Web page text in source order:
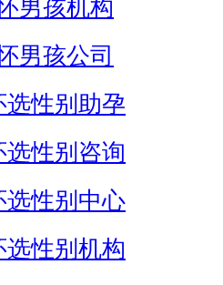
男孩机构
男孩公司
选性别助孕
选性别咨询
选性别中心
选性别机构